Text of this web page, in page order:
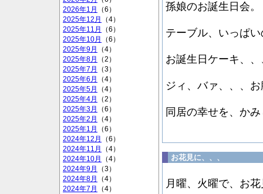
2026年1月
（6）
2025年12月
（4）
2025年11月
（6）
2025年10月
（6）
2025年9月
（4）
2025年8月
（2）
2025年7月
（3）
2025年6月
（4）
2025年5月
（4）
2025年4月
（2）
2025年3月
（6）
2025年2月
（4）
2025年1月
（6）
2024年12月
（6）
2024年11月
（4）
2024年10月
（4）
2024年9月
（3）
2024年8月
（4）
2024年7月
（4）
孫娘のお誕生日会。
テーブル、いっぱ
お誕生日ケーキ、
ジィ、バァ、、、
同居の幸せを、か
お花見に、、、
月曜、火曜で、お